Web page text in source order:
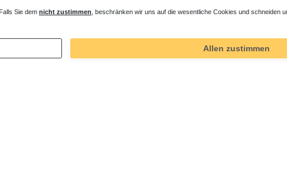
Duschsystem ohne Armatur
405,30 € *
*inkl. ges.
Sie dem nicht zustimmen , beschränken wir uns auf die wesentliche Cookies und schneiden
Allen zustimmen